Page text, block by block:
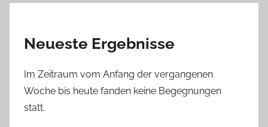
Neueste Ergebnisse
Im Zeitraum vom Anfang der vergangenen
Woche bis heute fanden keine Begegnungen
statt.